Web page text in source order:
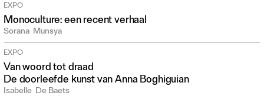
EXPO
Monoculture: een recent verhaal
Sorana Munsya
EXPO
Van woord tot draad
De doorleefde kunst van Anna Boghiguian
Isabelle De Baets